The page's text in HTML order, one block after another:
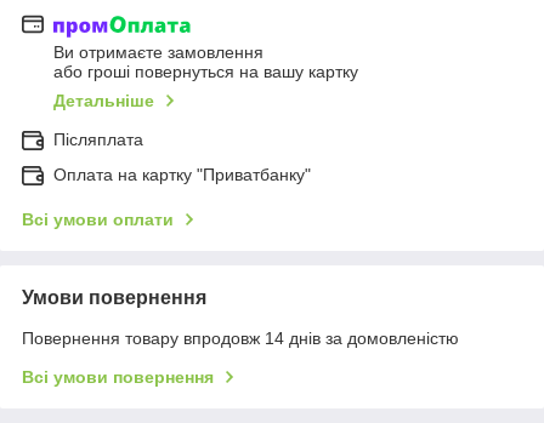
Ви отримаєте замовлення
або гроші повернуться на вашу картку
Детальніше
Післяплата
Оплата на картку "Приватбанку"
Всі умови оплати
Умови повернення
Повернення товару впродовж 14 днів за домовленістю
Всі умови повернення